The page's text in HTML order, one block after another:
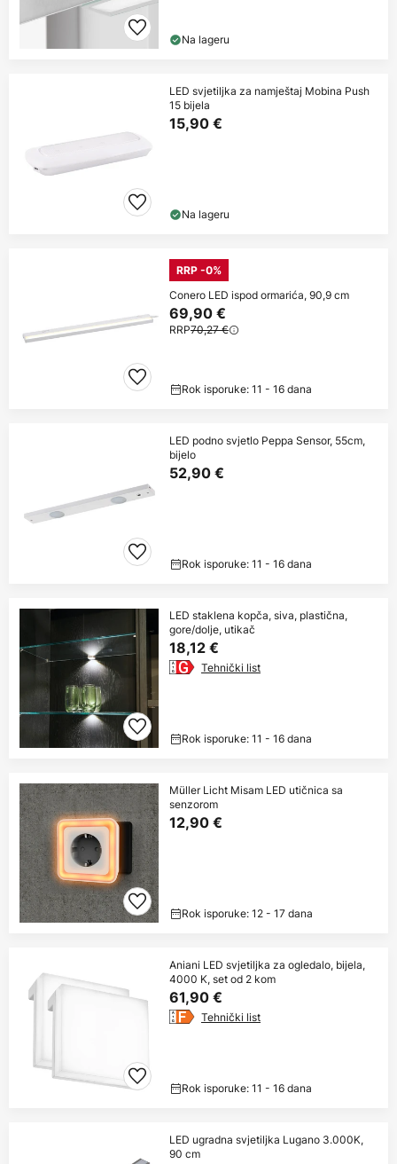
Na lageru
LED svjetiljka za namještaj Mobina Push
15 bijela
15,90 €
Na lageru
RRP -0%
Conero LED ispod ormarića, 90,9 cm
69,90 €
RRP70,27 €
Rok isporuke: 11 - 16 dana
LED podno svjetlo Peppa Sensor, 55cm,
bijelo
52,90 €
Rok isporuke: 11 - 16 dana
LED staklena kopča, siva, plastična,
gore/dolje, utikač
18,12 €
Tehnički list
Rok isporuke: 11 - 16 dana
Müller Licht Misam LED utičnica sa
senzorom
12,90 €
Rok isporuke: 12 - 17 dana
Aniani LED svjetiljka za ogledalo, bijela,
4000 K, set od 2 kom
61,90 €
Tehnički list
Rok isporuke: 11 - 16 dana
LED ugradna svjetiljka Lugano 3.000K,
90 cm